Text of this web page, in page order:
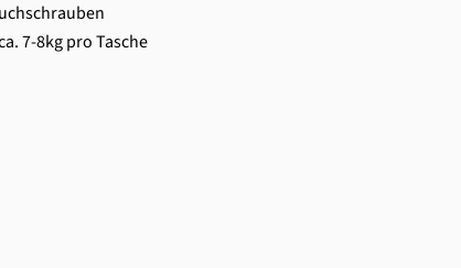
7-8kg pro Tasche